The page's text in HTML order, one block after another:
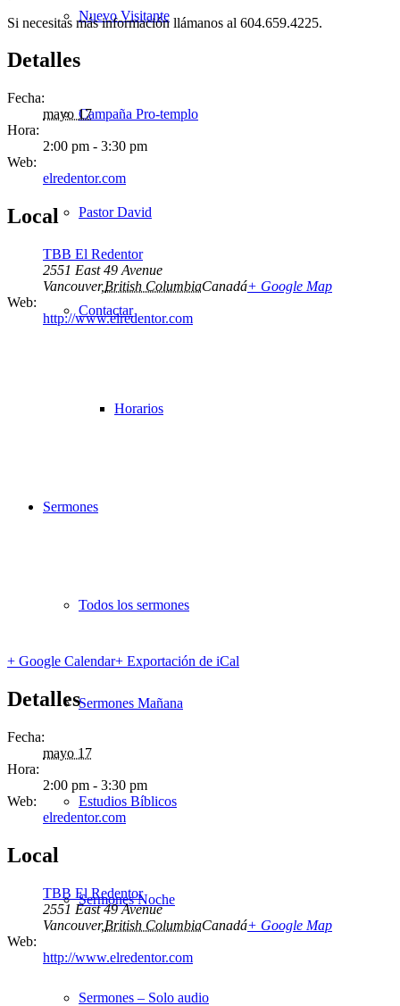
Nuevo Visitante
Campaña Pro-templo
Pastor David
Contactar
Horarios
Sermones
Todos los sermones
Sermones Mañana
Estudios Bíblicos
Sermones Noche
Sermones – Solo audio
Si necesitas más información llámanos al 604.659.4225.
Detalles
Fecha:
mayo 17
Hora:
2:00 pm - 3:30 pm
Web:
elredentor.com
Local
TBB El Redentor
2551 East 49 Avenue
Vancouver,British ColumbiaCanadá+ Google Map
Web:
http://www.elredentor.com
+ Google Calendar+ Exportación de iCal
Detalles
Fecha:
mayo 17
Hora:
2:00 pm - 3:30 pm
Web:
elredentor.com
Local
TBB El Redentor
2551 East 49 Avenue
Vancouver,British ColumbiaCanadá+ Google Map
Web:
http://www.elredentor.com